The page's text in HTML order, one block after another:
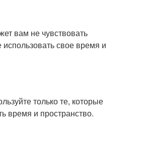
вам не чувствовать
свое время и
только те, которые
время и пространство.